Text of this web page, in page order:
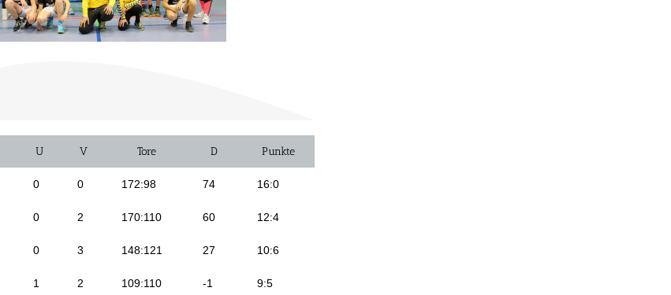
U V Tore D Punkte
0 0 172:98 74 16:0
0 2 170:110 60 12:4
0 3 148:121 27 10:6
1 2 109:110 -1 9:5